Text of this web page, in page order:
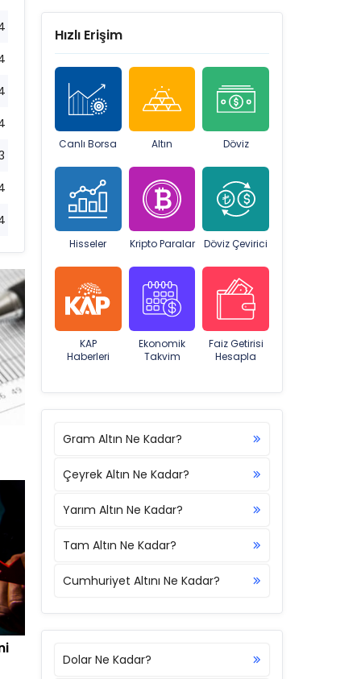
Hızlı Erişim
Canlı Borsa Altın Döviz
Hisseler Kripto Paralar Döviz Çevirici
KAP
Haberleri
Ekonomik
Takvim
Faiz Getirisi
Hesapla
Gram Altın Ne Kadar?
Çeyrek Altın Ne Kadar?
Yarım Altın Ne Kadar?
Tam Altın Ne Kadar?
Cumhuriyet Altını Ne Kadar?
Dolar Ne Kadar?